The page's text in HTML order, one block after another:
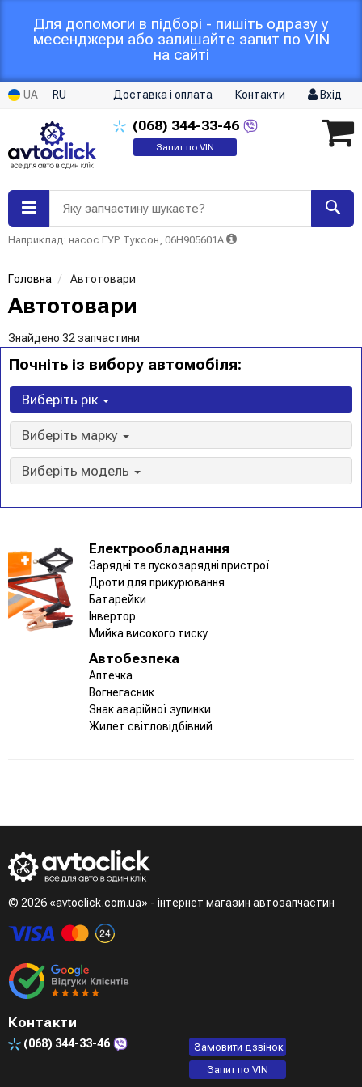
Для допомоги в підборі - пишіть одразу у
месенджери або залишайте запит по VIN
на сайті
UA RU Доставка і оплата Контакти Вхід
(068) 344-33-46
Запит по VIN
Яку запчастину шукаєте?
Наприклад: насос ГУР Туксон, 06H905601A
Головна Автотовари
Автотовари
Знайдено 32 запчастини
Почніть із вибору автомобіля:
Виберіть рік
Виберіть марку
Виберіть модель
Електрообладнання
Зарядні та пускозарядні пристрої
Дроти для прикурювання
Батарейки
Інвертор
Мийка високого тиску
Автобезпека
Аптечка
Вогнегасник
Знак аварійної зупинки
Жилет світловідбівний
© 2026 «avtoclick.com.ua» - інтернет магазин автозапчастин
Контакти
(068) 344-33-46
Замовити дзвінок
Запит по VIN